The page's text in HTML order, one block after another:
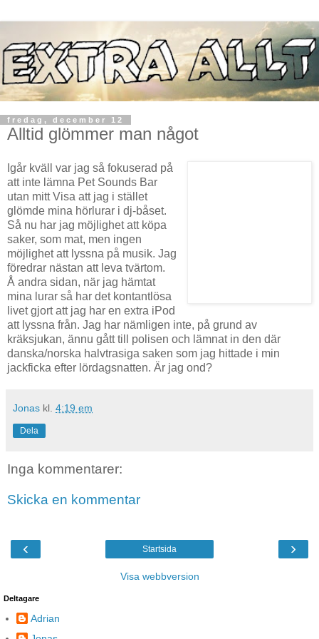
fredag, december 12
Alltid glömmer man något
Igår kväll var jag så fokuserad på
att inte lämna Pet Sounds Bar
utan mitt Visa att jag i stället
glömde mina hörlurar i dj-båset.
Så nu har jag möjlighet att köpa
saker, som mat, men ingen
möjlighet att lyssna på musik. Jag
föredrar nästan att leva tvärtom.
Å andra sidan, när jag hämtat
mina lurar så har det kontantlösa
livet gjort att jag har en extra iPod
att lyssna från. Jag har nämligen inte, på grund av
kräksjukan, ännu gått till polisen och lämnat in den där
danska/norska halvtrasiga saken som jag hittade i min
jackficka efter lördagsnatten. Är jag ond?
Jonas kl. 4:19 em
Dela
Inga kommentarer:
Skicka en kommentar
‹ ›
Startsida
Visa webbversion
Deltagare
Adrian